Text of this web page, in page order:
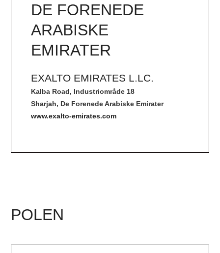
DE FORENEDE
ARABISKE
EMIRATER
EXALTO EMIRATES L.LC.
Kalba Road, Industriområde 18
Sharjah, De Forenede Arabiske Emirater
www.exalto-emirates.com
POLEN